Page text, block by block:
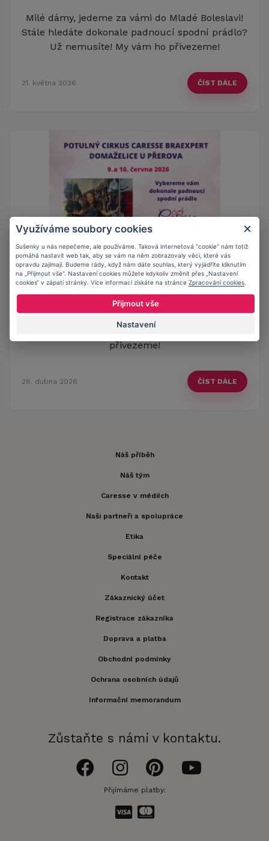
Milé dámy, jedeme za vámi do Mladé Boleslavi!
Stále hledáte dokonale padnoucí spodní prádlo?
Už nemusíte! My vám ho přivezeme!
21. května 2026 ČÍST DÁLE
Jedeme do Domaželic u Přerova
Milé dámy, jedeme za vámi do Domaželic u
Přerova! Stále hledáte dokonale padnoucí
spodní prádlo? Už nemusíte! My vám ho
přivezeme!
28. dubna 2026 ČÍST DÁLE
Náš příběh
Náš tým
Caresse v médiích
Naši partneři a spolupráce
Etika
Speciální péče
Kontakt
Zákaznický účet
Registrace zákazníka
Doprava a platba
Obchodní podmínky
Ochrana osobních údajů
Informační memorandum
Zůstaňte s námi v kontaktu.
Přijímáme platby:
Využíváme soubory cookies
Sušenky u nás nepečeme, ale používáme. Taková internetová "cookie" nám totiž
pomáhá nastavit web tak, aby se vám na něm zobrazovaly věci, které vás
opravdu zajímají. Budeme rády, když nám dáte souhlas, který vyjádříte kliknutím
na „Přijmout vše“. Nastavení cookies můžete kdykoliv změnit přes „Nastavení
cookies“ v zápatí stránky. Více informací získáte na stránce Zpracování cookies
Přijmout vše
Nastavení